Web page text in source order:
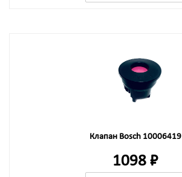
Клапан Bosch 10006419
1098 ₽